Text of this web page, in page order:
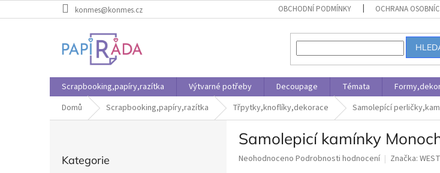
na
konmes@konmes.cz OBCHODNÍ PODMÍNKY OCHRANA
Scrapbooking,papíry,razítka Výtvarné potřeby Decoupage Témata
Domů
Scrapbooking,papíry,razítka Třpytky,knoflíky,dekorace Samolepící
kategorie
Kategorie
Samolepicí kamínky
Průměrné
Neohodnoceno Podrobnosti hodnocení Značka: